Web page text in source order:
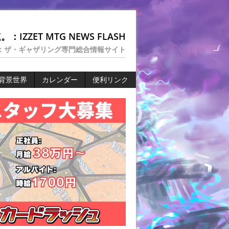
：IZZET MTG NEWS FLASH
ザ・ギャザリング専門総合情報サイト
景世界 カレンダー 便利リンク